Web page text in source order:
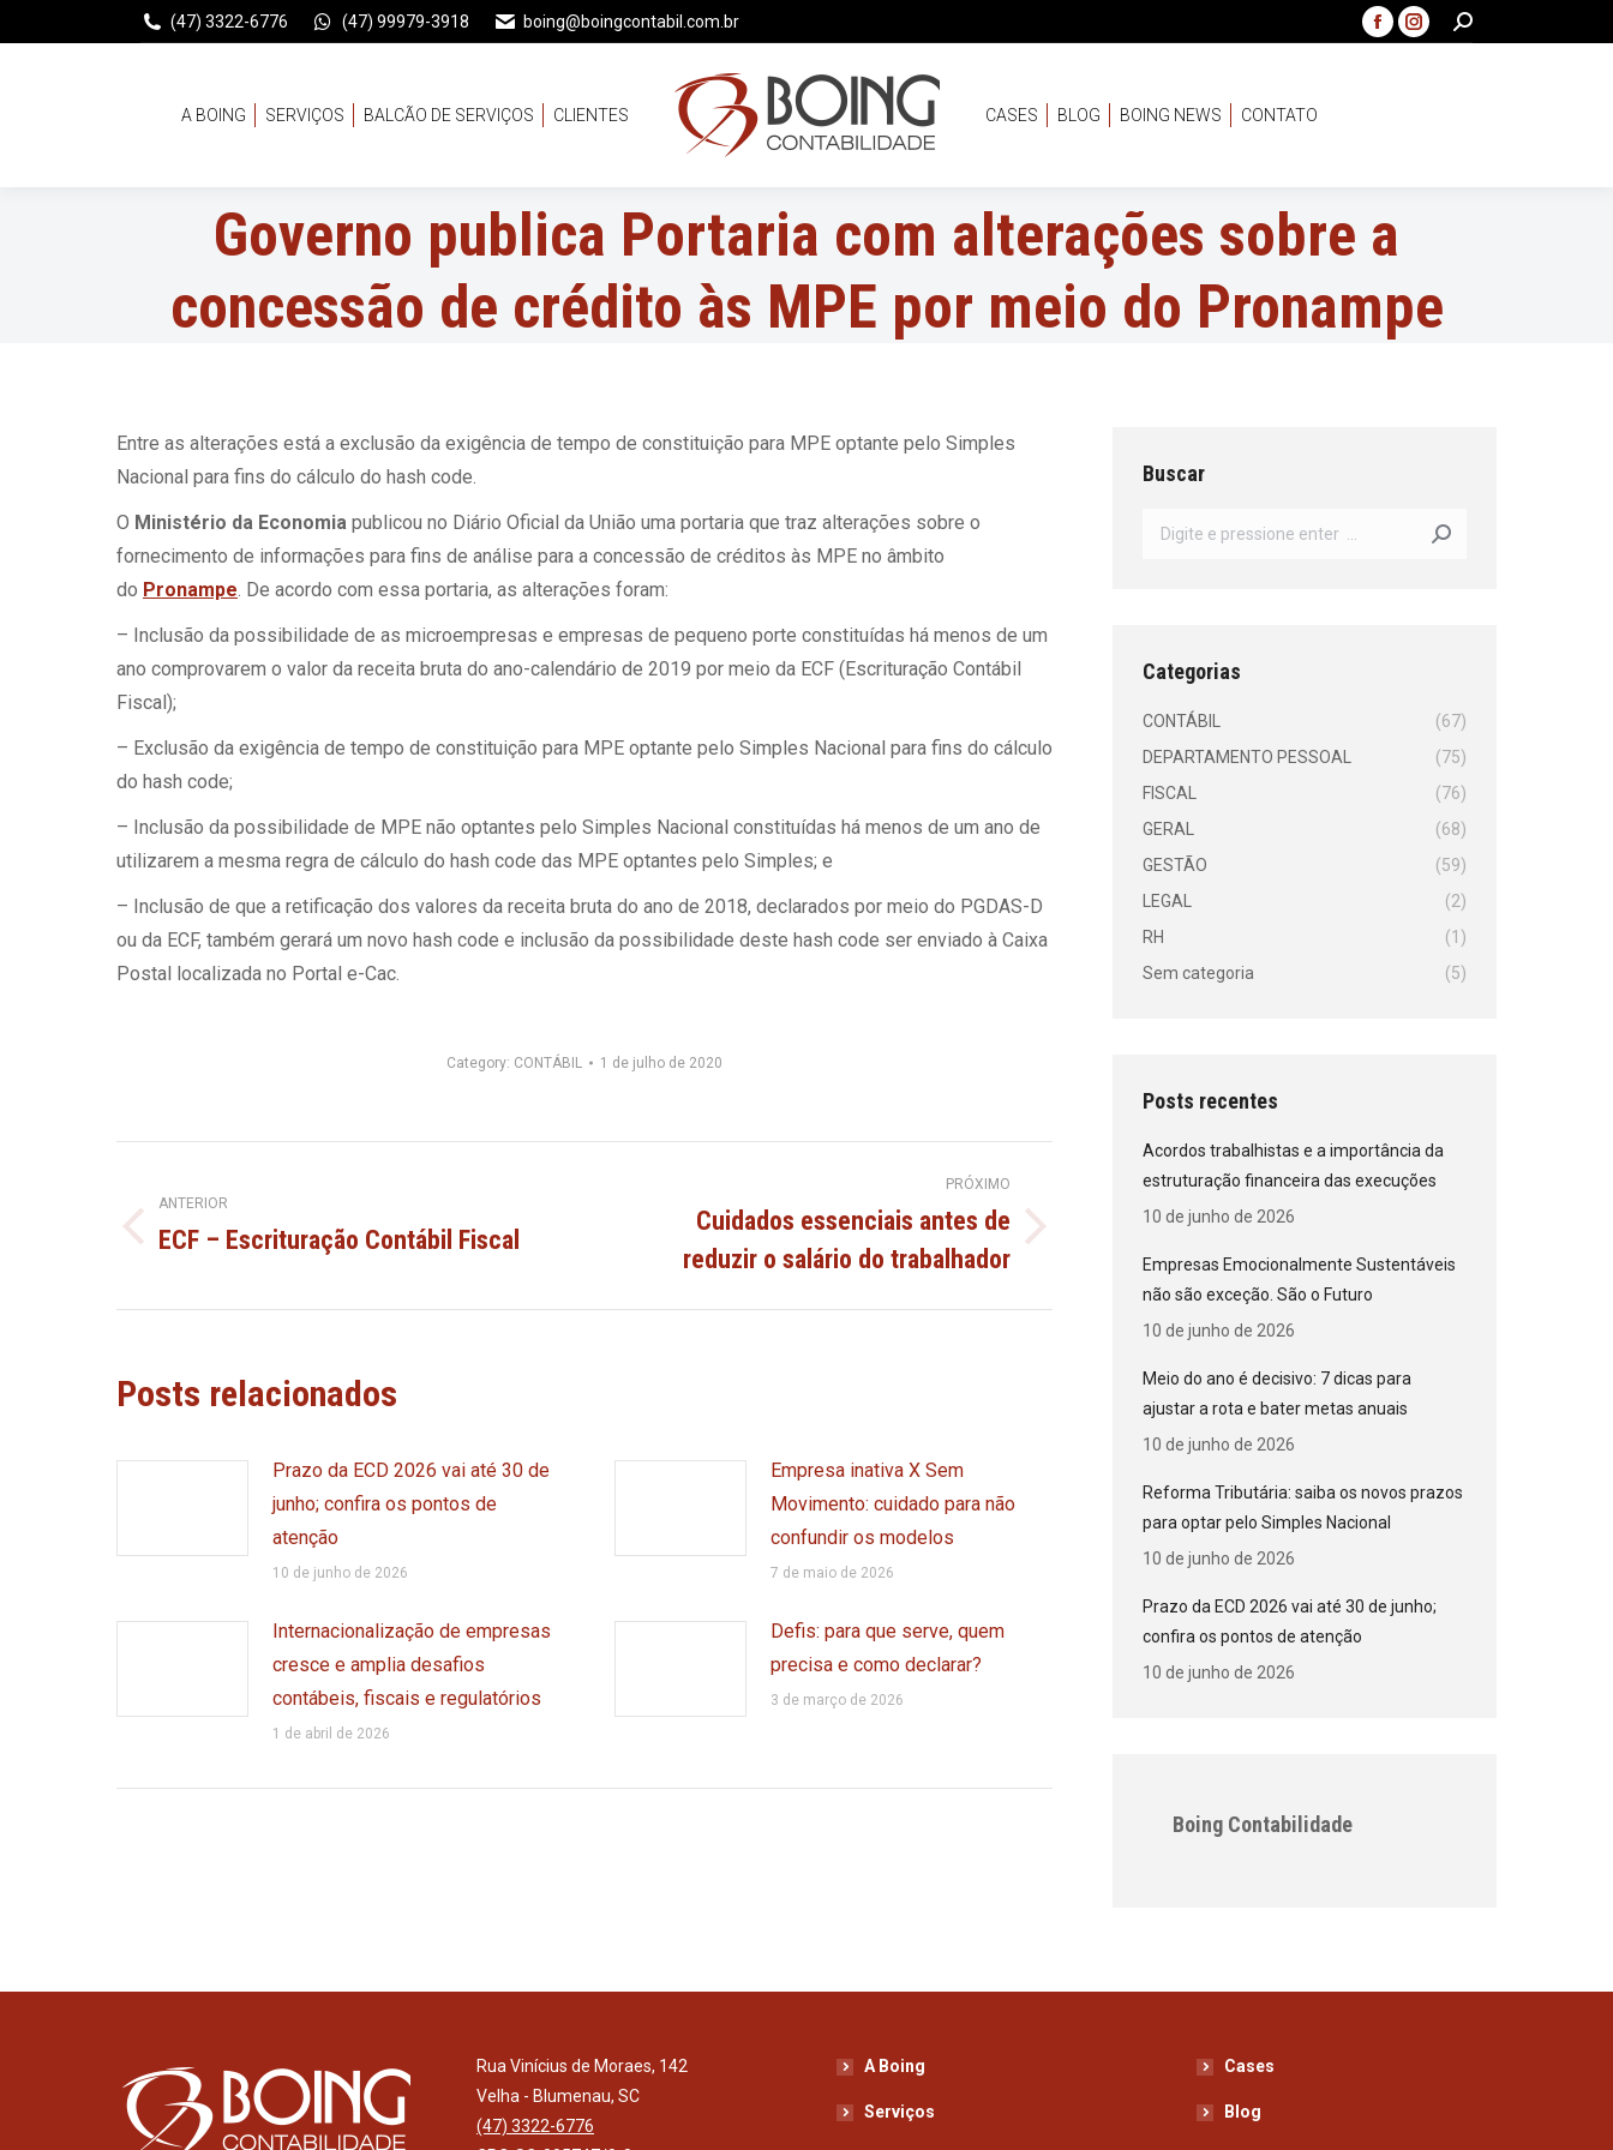
(47) 3322-6776 (47) 99979-3918 boing@boingcontabil.com.br
Facebook
Instagram
Search:
A BOING SERVIÇOS BALCÃO DE SERVIÇOS CLIENTES CASES BLOG BOING NEWS CONTATO
Governo publica Portaria com alterações sobre a
concessão de crédito às MPE por meio do Pronampe
Entre as alterações está a exclusão da exigência de tempo de constituição para MPE optante pelo Simples
Nacional para fins do cálculo do hash code.
O Ministério da Economia publicou no Diário Oficial da União uma portaria que traz alterações sobre o
fornecimento de informações para fins de análise para a concessão de créditos às MPE no âmbito
do Pronampe. De acordo com essa portaria, as alterações foram:
– Inclusão da possibilidade de as microempresas e empresas de pequeno porte constituídas há menos de um
ano comprovarem o valor da receita bruta do ano-calendário de 2019 por meio da ECF (Escrituração Contábil
Fiscal);
– Exclusão da exigência de tempo de constituição para MPE optante pelo Simples Nacional para fins do cálculo
do hash code;
– Inclusão da possibilidade de MPE não optantes pelo Simples Nacional constituídas há menos de um ano de
utilizarem a mesma regra de cálculo do hash code das MPE optantes pelo Simples; e
– Inclusão de que a retificação dos valores da receita bruta do ano de 2018, declarados por meio do PGDAS-D
ou da ECF, também gerará um novo hash code e inclusão da possibilidade deste hash code ser enviado à Caixa
Postal localizada no Portal e-Cac.
Category: CONTÁBIL 1 de julho de 2020
de
post:
ANTERIOR
Post
ECF – Escrituração Contábil Fiscal
PRÓXIMO
Cuidados essenciais antes de
reduzir o salário do trabalhador
Posts relacionados
Prazo da ECD 2026 vai até 30 de
junho; confira os pontos de
atenção
10 de junho de 2026
Empresa inativa X Sem
Movimento: cuidado para não
confundir os modelos
7 de maio de 2026
Internacionalização de empresas
cresce e amplia desafios
contábeis, fiscais e regulatórios
1 de abril de 2026
Defis: para que serve, quem
precisa e como declarar?
3 de março de 2026
Buscar
Categorias
CONTÁBIL
(67)
DEPARTAMENTO PESSOAL
(75)
FISCAL
(76)
GERAL
(68)
GESTÃO
(59)
LEGAL
(2)
RH
(1)
Sem categoria
(5)
Posts recentes
Acordos trabalhistas e a importância da
estruturação financeira das execuções
10 de junho de 2026
Empresas Emocionalmente Sustentáveis
não são exceção. São o Futuro
10 de junho de 2026
Meio do ano é decisivo: 7 dicas para
ajustar a rota e bater metas anuais
10 de junho de 2026
Reforma Tributária: saiba os novos prazos
para optar pelo Simples Nacional
10 de junho de 2026
Prazo da ECD 2026 vai até 30 de junho;
confira os pontos de atenção
10 de junho de 2026
Boing Contabilidade
Rua Vinícius de Moraes, 142
Velha - Blumenau, SC
(47) 3322-6776
A Boing
Serviços
Cases
Blog